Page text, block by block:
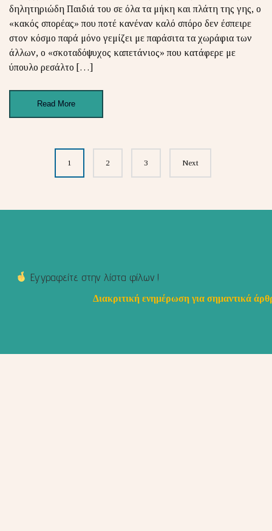
δηλητηριώδη Παιδιά του σε όλα τα μήκη και πλάτη της γης, ο
«κακός σπορέας» που ποτέ κανέναν καλό σπόρο δεν έσπειρε
στον κόσμο παρά μόνο γεμίζει με παράσιτα τα χωράφια των
άλλων, ο «σκοταδόψυχος καπετάνιος» που κατάφερε με
ύπουλο ρεσάλτο […]
Read More
navigation
1 2 3 Next
Εγγραφείτε στην λίστα φίλων !
Διακριτική ενημέρωση για σημαντικά